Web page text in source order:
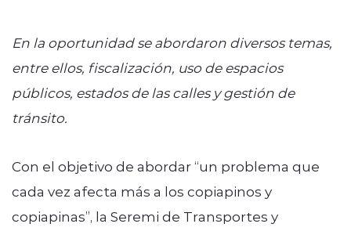
En la oportunidad se abordaron diversos temas,
entre ellos, fiscalización, uso de espacios
públicos, estados de las calles y gestión de
tránsito.
Con el objetivo de abordar “un problema que
cada vez afecta más a los copiapinos y
copiapinas”, la Seremi de Transportes y